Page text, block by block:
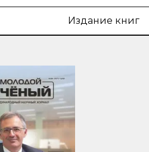
Издание книг